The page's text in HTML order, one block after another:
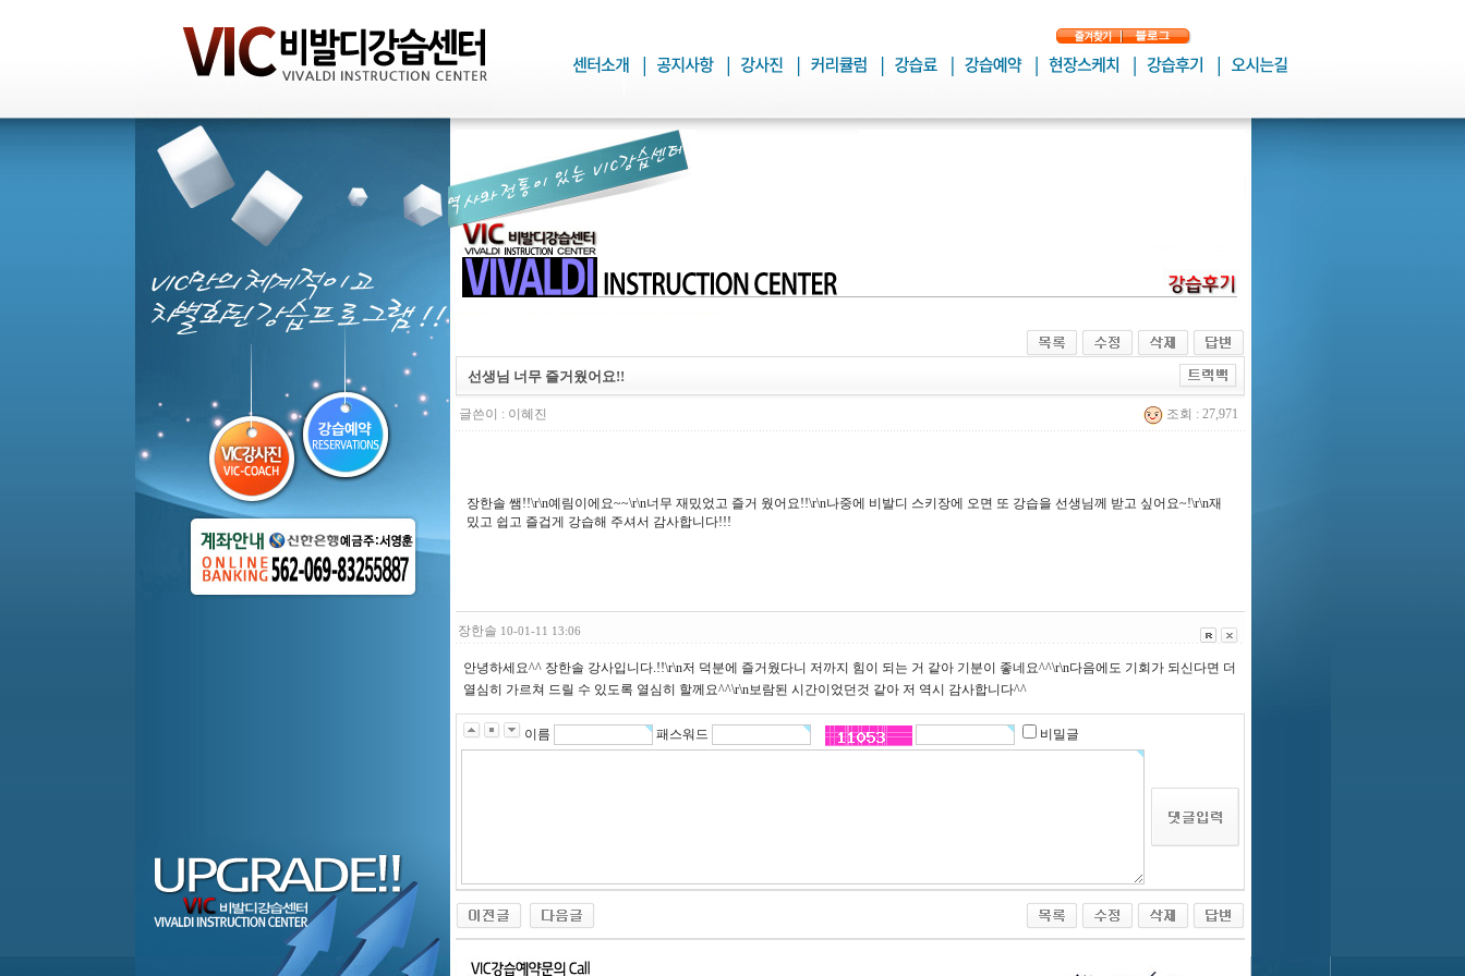
선생님 너무 즐거웠어요!!
글쓴이 : 이혜진 조회 : 27,971
장한솔 쌤!!\r\n예림이에요~~\r\n너무 재밌었고 즐거 웠어요!!\r\n나중에 비발디 스키장에 오면 또 강습을 선생님께 받고 싶어요~!\r\n재
밌고 쉽고 즐겁게 강습해 주셔서 감사합니다!!!
장한솔 10-01-11 13:06
안녕하세요^^ 장한솔 강사입니다.!!\r\n저 덕분에 즐거웠다니 저까지 힘이 되는 거 같아 기분이 좋네요^^\r\n다음에도 기회가 되신다면 더
열심히 가르쳐 드릴 수 있도록 열심히 할께요^^\r\n보람된 시간이었던것 같아 저 역시 감사합니다^^
이름 패스워드 비밀글